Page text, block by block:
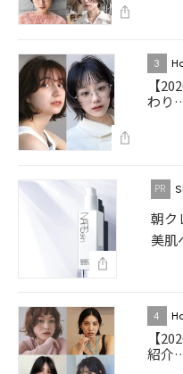
3
【
わり
朝ク
美肌
4
【
紹介